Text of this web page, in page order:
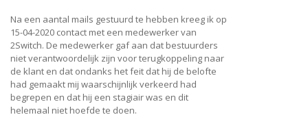
Na een aantal mails gestuurd te hebben kreeg ik op
15-04-2020 contact met een medewerker van
2Switch. De medewerker gaf aan dat bestuurders
niet verantwoordelijk zijn voor terugkoppeling naar
de klant en dat ondanks het feit dat hij de belofte
had gemaakt mij waarschijnlijk verkeerd had
begrepen en dat hij een stagiair was en dit
helemaal niet hoefde te doen.